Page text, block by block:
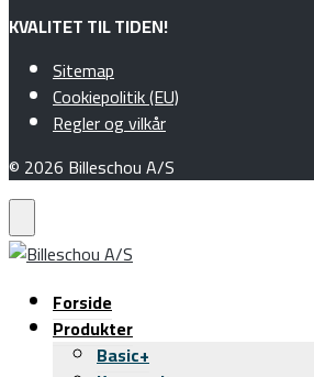
KVALITET TIL TIDEN!
Sitemap
Cookiepolitik (EU)
Regler og vilkår
© 2026 Billeschou A/S
Forside
Produkter
Basic+